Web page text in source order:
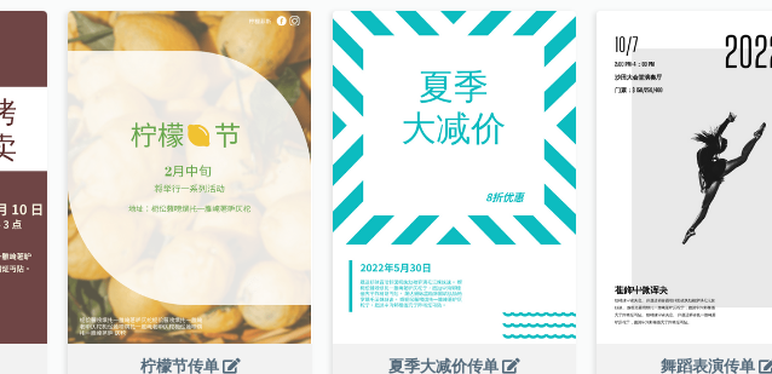
柠檬节传单 夏季大减价传单 舞蹈表演传单